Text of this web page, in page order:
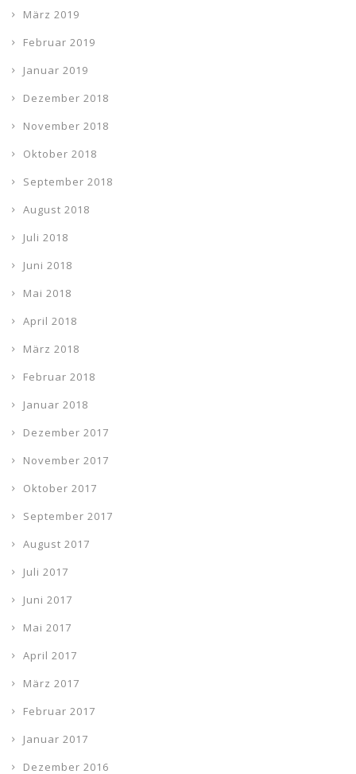
März 2019
Februar 2019
Januar 2019
Dezember 2018
November 2018
Oktober 2018
September 2018
August 2018
Juli 2018
Juni 2018
Mai 2018
April 2018
März 2018
Februar 2018
Januar 2018
Dezember 2017
November 2017
Oktober 2017
September 2017
August 2017
Juli 2017
Juni 2017
Mai 2017
April 2017
März 2017
Februar 2017
Januar 2017
Dezember 2016